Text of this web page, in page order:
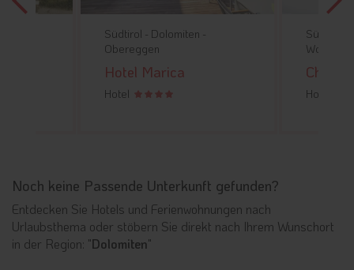
Südtirol - Dolomiten -
Obereggen
Hotel Marica
Hotel
Südtirol -
Chalet
Hotel
Noch keine Passende Unterkunft gefunden?
Entdecken Sie Hotels und Ferienwohnungen nach
Urlaubsthema oder stöbern Sie direkt nach Ihrem Wunschort
in der Region: "Dolomiten"